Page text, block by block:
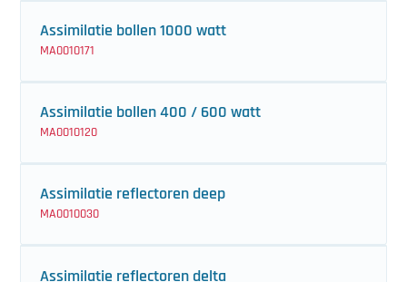
Assimilatie bollen 1000 watt
MA0010171
Assimilatie bollen 400 / 600 watt
MA0010120
Assimilatie reflectoren deep
MA0010030
Assimilatie reflectoren delta